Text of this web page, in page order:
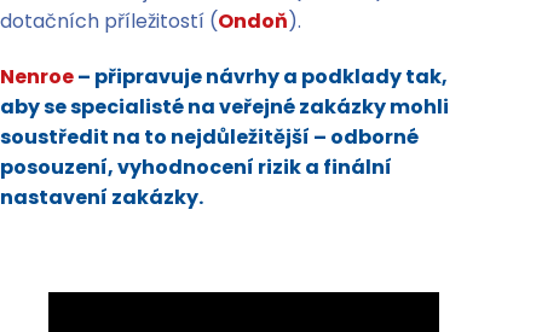
dotačních příležitostí (Ondoň).
Nenroe– připravuje návrhy a podklady tak,
aby se specialisté na veřejné zakázky mohli
soustředit na to nejdůležitější – odborné
posouzení, vyhodnocení rizik a finální
nastavení zakázky.